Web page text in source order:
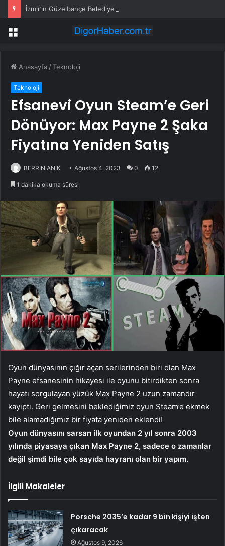
Menü
Anasayfa /Teknoloji
Teknoloji
Efsanevi Oyun Steam’e Geri
Dönüyor: Max Payne 2 Şaka
Fiyatına Yeniden Satış
BERRİN ANIK Ağustos 4, 2023 0 12
1 dakika okuma süresi
Oyun dünyasının çığır açan serilerinden biri olan Max
Payne efsanesinin hikayesi ile oyunu bitirdikten sonra
hayatı sorgulayan yüzük Max Payne 2 uzun zamandır
kayıptı. Geri gelmesini beklediğimiz oyun Steam’e ekmek
bile alamadığımız bir fiyata yeniden eklendi!
Oyun dünyasını sarsan ilk oyundan 2 yıl sonra 2003
yılında piyasaya çıkan Max Payne 2, sadece o zamanlar
değil şimdi bile çok sayıda hayranı olan bir yapım.
İlgili Makaleler
Porsche 2035’e kadar 9 bin kişiyi işten
çıkaracak
Ağustos 9, 2026